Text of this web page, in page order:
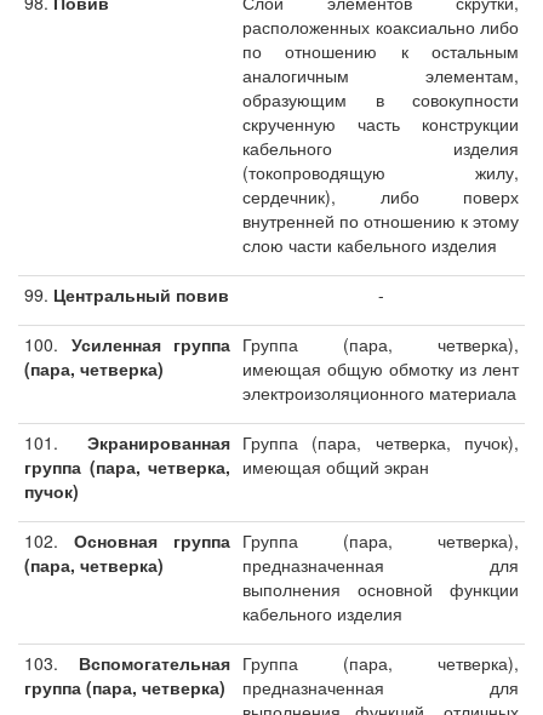
расположенных коаксиально либо
по отношению к остальным
аналогичным элементам,
образующим в совокупности
скрученную часть конструкции
кабельного изделия
(токопроводящую жилу,
сердечник), либо поверх
внутренней по отношению к этому
слою части кабельного изделия
99. Центральный повив -
100. Усиленная группа
(пара, четверка)
Группа (пара, четверка),
имеющая общую обмотку из лент
электроизоляционного материала
101. Экранированная
группа (пара, четверка,
пучок)
Группа (пара, четверка, пучок),
имеющая общий экран
102. Основная группа
(пара, четверка)
Группа (пара, четверка),
предназначенная для
выполнения основной функции
кабельного изделия
103. Вспомогательная
группа (пара, четверка)
Группа (пара, четверка),
предназначенная для